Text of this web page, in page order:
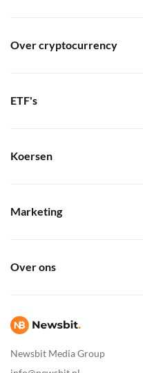
Newsbit Media Group
Over cryptocurrency
ETF's
Koersen
Marketing
Over ons